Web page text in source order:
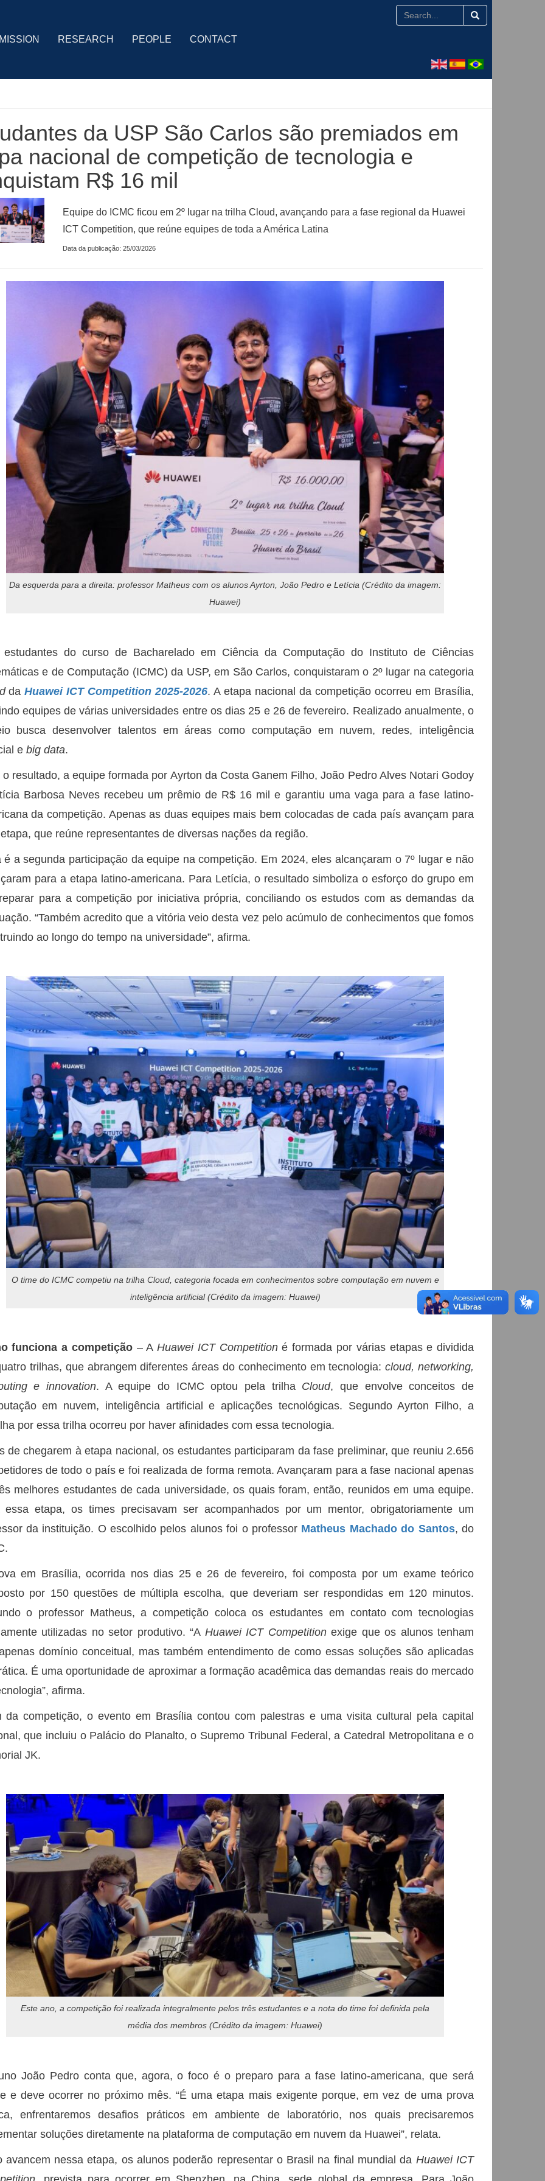
RESEARCH PEOPLE CONTACT
da USP São Carlos são premiados em
nacional de competição de tecnologia e
R$ 16 mil
Equipe do ICMC ficou em 2º lugar na trilha Cloud, avançando para a fase regional da Huawei
ICT Competition, que reúne equipes de toda a América Latina
Data da publicação: 25/03/2026
Da esquerda para a direita: professor Matheus com os alunos Ayrton, João Pedro e Letícia (Crédito da imagem:
Huawei)
estudantes do curso de Bacharelado em Ciência da Computação do Instituto de Ciências
e de Computação (ICMC) da USP, em São Carlos, conquistaram o 2º lugar na categoria
daHuawei ICT Competition 2025-2026. A etapa nacional da competição ocorreu em Brasília,
equipes de várias universidades entre os dias 25 e 26 de fevereiro. Realizado anualmente, o
busca desenvolver talentos em áreas como computação em nuvem, redes, inteligência
e big data.
o resultado, a equipe formada por Ayrton da Costa Ganem Filho, João Pedro Alves Notari Godoy
Barbosa Neves recebeu um prêmio de R$ 16 mil e garantiu uma vaga para a fase latino-
da competição. Apenas as duas equipes mais bem colocadas de cada país avançam para
que reúne representantes de diversas nações da região.
é a segunda participação da equipe na competição. Em 2024, eles alcançaram o 7º lugar e não
para a etapa latino-americana. Para Letícia, o resultado simboliza o esforço do grupo em
para a competição por iniciativa própria, conciliando os estudos com as demandas da
“Também acredito que a vitória veio desta vez pelo acúmulo de conhecimentos que fomos
ao longo do tempo na universidade”, afirma.
O time do ICMC competiu na trilha Cloud, categoria focada em conhecimentos sobre computação em nuvem e
inteligência artificial (Crédito da imagem: Huawei)
funciona a competição– AHuawei ICT Competitioné formada por várias etapas e dividida
trilhas, que abrangem diferentes áreas do conhecimento em tecnologia:cloud, networking,
e innovation. A equipe do ICMC optou pela trilha Cloud, que envolve conceitos de
em nuvem, inteligência artificial e aplicações tecnológicas. Segundo Ayrton Filho, a
por essa trilha ocorreu por haver afinidades com essa tecnologia.
de chegarem à etapa nacional, os estudantes participaram da fase preliminar, que reuniu 2.656
de todo o país e foi realizada de forma remota. Avançaram para a fase nacional apenas
melhores estudantes de cada universidade, os quais foram, então, reunidos em uma equipe.
essa etapa, os times precisavam ser acompanhados por um mentor, obrigatoriamente um
da instituição. O escolhido pelos alunos foi o professor Matheus Machado do Santos, do
em Brasília, ocorrida nos dias 25 e 26 de fevereiro, foi composta por um exame teórico
por 150 questões de múltipla escolha, que deveriam ser respondidas em 120 minutos.
o professor Matheus, a competição coloca os estudantes em contato com tecnologias
utilizadas no setor produtivo. “A Huawei ICT Competitionexige que os alunos tenham
domínio conceitual, mas também entendimento de como essas soluções são aplicadas
É uma oportunidade de aproximar a formação acadêmica das demandas reais do mercado
afirma.
da competição, o evento em Brasília contou com palestras e uma visita cultural pela capital
que incluiu o Palácio do Planalto, o Supremo Tribunal Federal, a Catedral Metropolitana e o
JK.
Este ano, a competição foi realizada integralmente pelos três estudantes e a nota do time foi definida pela
média dos membros (Crédito da imagem: Huawei)
João Pedro conta que, agora, o foco é o preparo para a fase latino-americana, que será
e deve ocorrer no próximo mês. “É uma etapa mais exigente porque, em vez de uma prova
enfrentaremos desafios práticos em ambiente de laboratório, nos quais precisaremos
soluções diretamente na plataforma de computação em nuvem da Huawei”, relata.
avancem nessa etapa, os alunos poderão representar o Brasil na final mundial da Huawei ICT